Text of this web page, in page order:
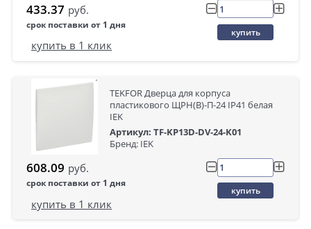
433.37 руб.
срок поставки от 1 дня
купить
купить в 1 клик
TEKFOR Дверца для корпуса
пластикового ЩРН(В)-П-24 IP41 белая
IEK
Артикул: TF-KP13D-DV-24-K01
Бренд: IEK
608.09 руб.
срок поставки от 1 дня
купить
купить в 1 клик